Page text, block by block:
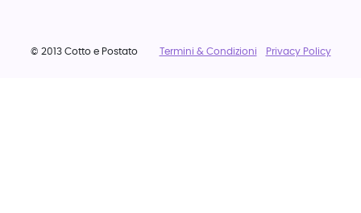
© 2013 Cotto e Postato Termini & Condizioni Privacy Policy